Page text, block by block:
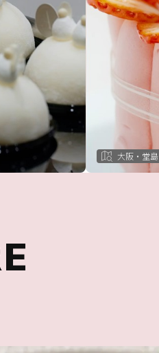
大阪・堂島